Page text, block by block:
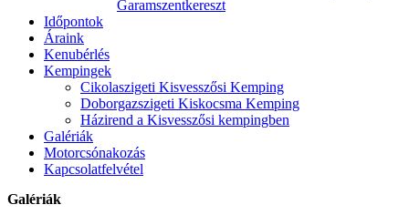
Garamszentkereszt
Időpontok
Áraink
Kenubérlés
Kempingek
Cikolaszigeti Kisvesszősi Kemping
Doborgazszigeti Kiskocsma Kemping
Házirend a Kisvesszősi kempingben
Galériák
Motorcsónakozás
Kapcsolatfelvétel
Galériák